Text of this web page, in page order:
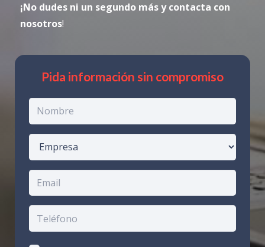
¡No dudes ni un segundo más y contacta con
nosotros!
Pida información sin compromiso